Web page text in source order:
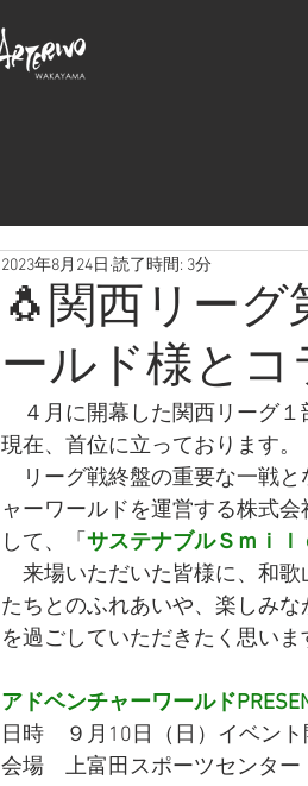
🐧関西リー
ールド様と
2023年8月24日 読了時間: 3分
４月に開幕した関西リーグ１
現在、首位に立っております。
リーグ戦終盤の重要な一戦と
ャーワールドを運営する株式
して、「 サステナブルＳｍｉｌ
来場いただいた皆様に、和歌
たちとのふれあいや、楽しみ
を過ごしていただきたく思いま
アドベンチャーワールド
日時　９月10日（日）イベン
会場　上富田スポーツセンター